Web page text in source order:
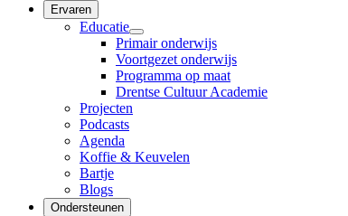
Ervaren
Educatie
Primair onderwijs
Voortgezet onderwijs
Programma op maat
Drentse Cultuur Academie
Projecten
Podcasts
Agenda
Koffie & Keuvelen
Bartje
Blogs
Ondersteunen